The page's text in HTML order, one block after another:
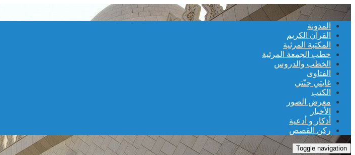
≡
المدونة
القرآن الكريم
المكتبة المرئية
خطب الجمعة المرئية
الخطب والدروس
الفتاوى
غايتي جنّتي
الكتب
معرض الصور
الأخبار
أذكار و أدعية
ركن القصص
Toggle navigation